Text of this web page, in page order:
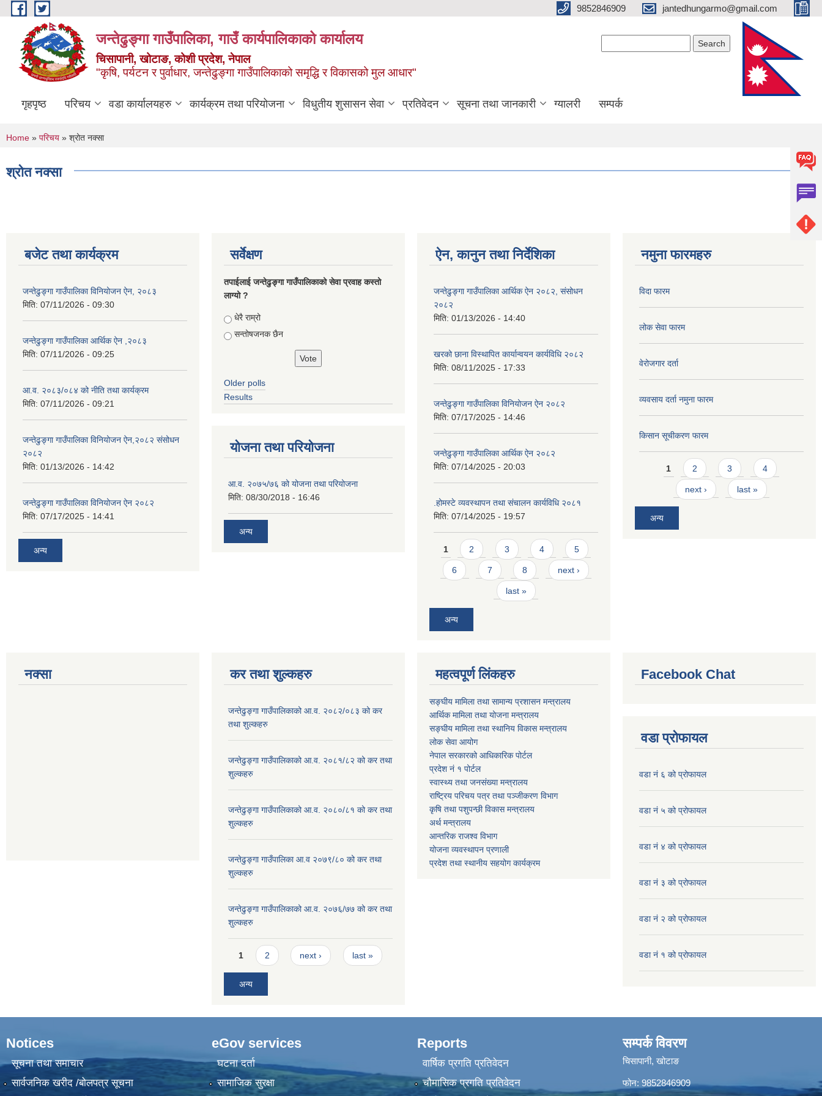
Skip to main content 9852846909 jantedhungarmo@gmail.com
जन्तेढुङ्गा गाउँपालिका, गाउँ कार्यपालिकाको कार्यालय
चिसापानी, खोटाङ, कोशी प्रदेश, नेपाल
"कृषि, पर्यटन र पुर्वाधार, जन्तेढुङ्गा गाउँपालिकाको समृद्धि र विकासको मुल आधार"
गृहपृष्ठ परिचय वडा कार्यालयहरु कार्यक्रम तथा परियोजना विधुतीय शुसासन सेवा प्रतिवेदन सूचना तथा जानकारी ग्यालरी सम्पर्क
You are here
Home » परिचय » श्रोत नक्सा
श्रोत नक्सा
बजेट तथा कार्यक्रम
जन्तेढुङ्गा गाउँपालिका विनियोजन ऐन, २०८३
मिति: 07/11/2026 - 09:30
जन्तेढुङ्गा गाउँपालिका आर्थिक ऐन ,२०८३
मिति: 07/11/2026 - 09:25
आ.व. २०८३/०८४ को नीति तथा कार्यक्रम
मिति: 07/11/2026 - 09:21
जन्तेढुङ्गा गाउँपालिका विनियोजन ऐन,२०८२ संसोधन
२०८२
मिति: 01/13/2026 - 14:42
जन्तेढुङ्गा गाउँपालिका विनियोजन ऐन २०८२
मिति: 07/17/2025 - 14:41
अन्य
सर्वेक्षण
तपाईलाई जन्तेढुङ्गा गाउँपालिकाको सेवा प्रवाह कस्तो
लाग्यो ?
Choices
धेरै राम्रो
सन्तोषजनक छैन
Older polls
Results
योजना तथा परियोजना
आ.व. २०७५/७६ को योजना तथा परियोजना
मिति: 08/30/2018 - 16:46
अन्य
ऐन, कानुन तथा निर्देशिका
जन्तेढुङ्गा गाउँपालिका आर्थिक ऐन २०८२, संसोधन
२०८२
मिति: 01/13/2026 - 14:40
खरको छाना विस्थापित कार्यान्वयन कार्यविधि २०८२
मिति: 08/11/2025 - 17:33
जन्तेढुङ्गा गाउँपालिका विनियोजन ऐन २०८२
मिति: 07/17/2025 - 14:46
जन्तेढुङ्गा गाउँपालिका आर्थिक ऐन २०८२
मिति: 07/14/2025 - 20:03
.होमस्टे व्यवस्थापन तथा संचालन कार्यविधि २०८१
मिति: 07/14/2025 - 19:57
Pages
1 2 3 4 5
6 7 8 next ›
last »
अन्य
नमुना फारमहरु
विदा फारम
लोक सेवा फारम
वेरोजगार दर्ता
व्यवसाय दर्ता नमुना फारम
किसान सूचीकरण फारम
Pages
1 2 3 4
next › last »
अन्य
नक्सा कर तथा शुल्कहरु
जन्तेढुङ्गा गाउँपालिकाको आ.व. २०८२/०८३ को कर
तथा शुल्कहरु
जन्तेढुङ्गा गाउँपालिकाको आ.व. २०८१/८२ को कर तथा
शुल्कहरु
जन्तेढुङ्गा गाउँपालिकाको आ.व. २०८०/८१ को कर तथा
शुल्कहरु
जन्तेढुङ्गा गाउँपालिका आ.व २०७९/८० को कर तथा
शुल्कहरु
जन्तेढुङ्गा गाउँपालिकाको आ.व. २०७६/७७ को कर तथा
शुल्कहरु
Pages
1 2 next › last »
अन्य
महत्वपूर्ण लिंकहरु
सङ्घीय मामिला तथा सामान्य प्रशासन मन्त्रालय
आर्थिक मामिला तथा योजना मन्त्रालय
सङ्घीय मामिला तथा स्थानिय विकास मन्त्रालय
लोक सेवा आयोग
नेपाल सरकारको आधिकारिक पोर्टल
प्रदेश नं १ पोर्टल
स्वास्थ्य तथा जनसंख्या मन्त्रालय
राष्ट्रिय परिचय पत्र तथा पञ्जीकरण विभाग
कृषि तथा पशुपन्छी विकास मन्त्रालय
अर्थ मन्त्रालय
आन्तरिक राजश्व विभाग
योजना व्यवस्थापन प्रणाली
प्रदेश तथा स्थानीय सहयोग कार्यक्रम
Facebook Chat
वडा प्रोफायल
वडा नं ६ को प्रोफायल
वडा नं ५ को प्रोफायल
वडा नं ४ को प्रोफायल
वडा नं ३ को प्रोफायल
वडा नं २ को प्रोफायल
वडा नं १ को प्रोफायल
Notices
सूचना तथा समाचार
सार्वजनिक खरीद /बोलपत्र सूचना
eGov services
घटना दर्ता
सामाजिक सुरक्षा
Reports
वार्षिक प्रगति प्रतिवेदन
चौमासिक प्रगति प्रतिवेदन
सम्पर्क विवरण
चिसापानी, खोटाङ
फोन: 9852846909